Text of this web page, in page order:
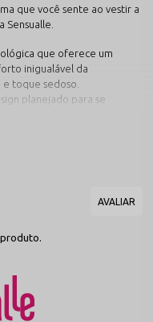
que você sente ao vestir a
que oferece um
inigualável da
toque sedoso.
planejado para se
a cintura e o quadril
respirabilidade ativa e
reforçadas e
ergonomia da confiança. O
uma compressão
produto.